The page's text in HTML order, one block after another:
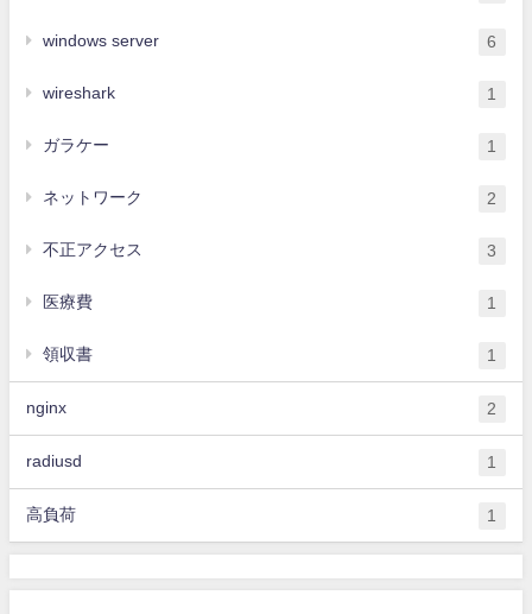
windows server 6
wireshark 1
ガラケー 1
ネットワーク 2
不正アクセス 3
医療費 1
領収書 1
nginx 2
radiusd 1
高負荷 1